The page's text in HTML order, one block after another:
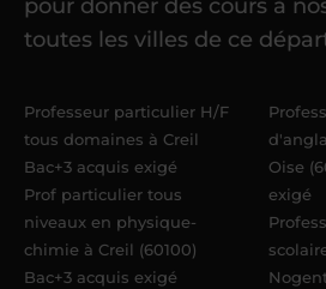
référent me confie mes
élèvesdans un délai de
Acadomia.
pour donner des cours à
toutes les villes de ce
Professeur particulier H/F
tous domaines à Creil
Bac+3 acquis exigé
Prof particulier tous
niveaux en physique-
chimie à Creil (60100)
Bac+3 acquis exigé
Oise
exigé